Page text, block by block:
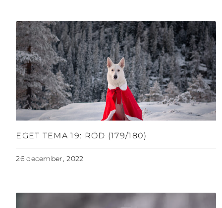
EGET TEMA 19: RÖD (179/180)
26 december, 2022